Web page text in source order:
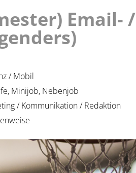
Email- /
/ Mobil
Minijob, Nebenjob
/ Kommunikation / Redaktion